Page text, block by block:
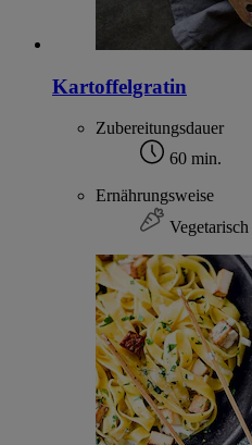
Kartoffelgratin
Zubereitungsdauer
60 min.
Ernährungsweise
Vegetarisch